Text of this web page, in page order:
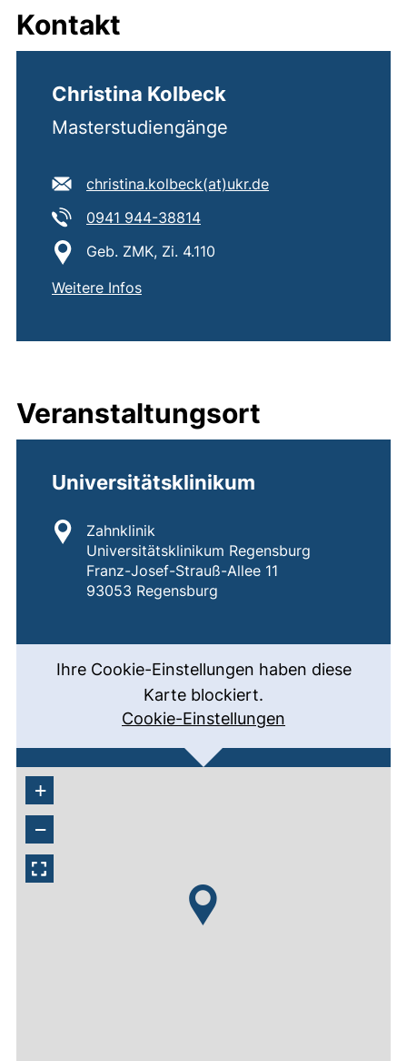
Kontakt
Christina Kolbeck
Masterstudiengänge
E-Mail Adresse:
christina.kolbeck​(at)​ukr.de(öffnet Ihr E-Mail-
Tel:
0941 944-38814(startet einen Telefonanruf,
Standort:
Geb. ZMK, Zi. 4.110
Weitere Infosvon
Christina Kolbeck
Veranstaltungsort
Universitätsklinikum
Standort:
Zahnklinik
Universitätsklinikum Regensburg
Franz-Josef-Strauß-Allee 11
93053 Regensburg
Ihre Cookie-Einstellungen haben diese
Karte blockiert.
Cookie-Einstellungen
+
−